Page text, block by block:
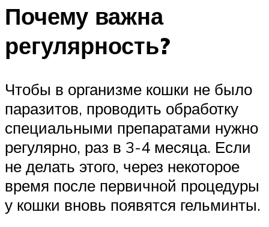
Почему важна
регулярность?
Чтобы в организме кошки не было
паразитов, проводить обработку
специальными препаратами нужно
регулярно, раз в 3-4 месяца. Если
не делать этого, через некоторое
время после первичной процедуры
у кошки вновь появятся гельминты.